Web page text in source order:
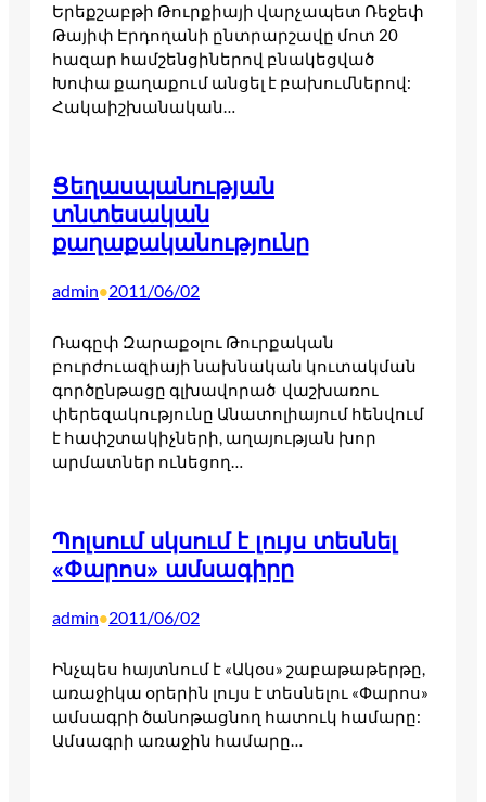
Երեքշաբթի Թուրքիայի վարչապետ Ռեջեփ
Թայիփ Էրդողանի ընտրարշավը մոտ 20
հազար համշենցիներով բնակեցված
Խոփա քաղաքում անցել է բախումներով:
Հակաիշխանական…
Ցեղասպանության
տնտեսական
քաղաքականությունը
admin•2011/06/02
Ռագըփ Զարաքօլու Թուրքական
բուրժուազիայի նախնական կուտակման
գործընթացը գլխավորած վաշխառու
փերեզակությունը Անատոլիայում հենվում
է հափշտակիչների, աղայության խոր
արմատներ ունեցող…
Պոլսում սկսում է լույս տեսնել
«Փարոս» ամսագիրը
admin•2011/06/02
Ինչպես հայտնում է «Ակօս» շաբաթաթերթը,
առաջիկա օրերին լույս է տեսնելու «Փարոս»
ամսագրի ծանոթացնող հատուկ համարը:
Ամսագրի առաջին համարը…